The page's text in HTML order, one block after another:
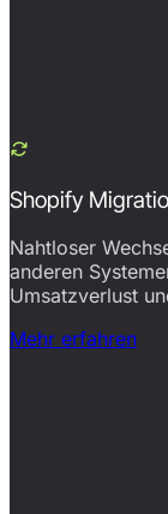
Shopify
Nahtloser
anderen
Umsatzverlust
Mehr erfahren